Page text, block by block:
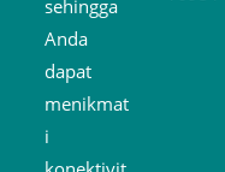
sehingga
Anda
dapat
menikmat
i